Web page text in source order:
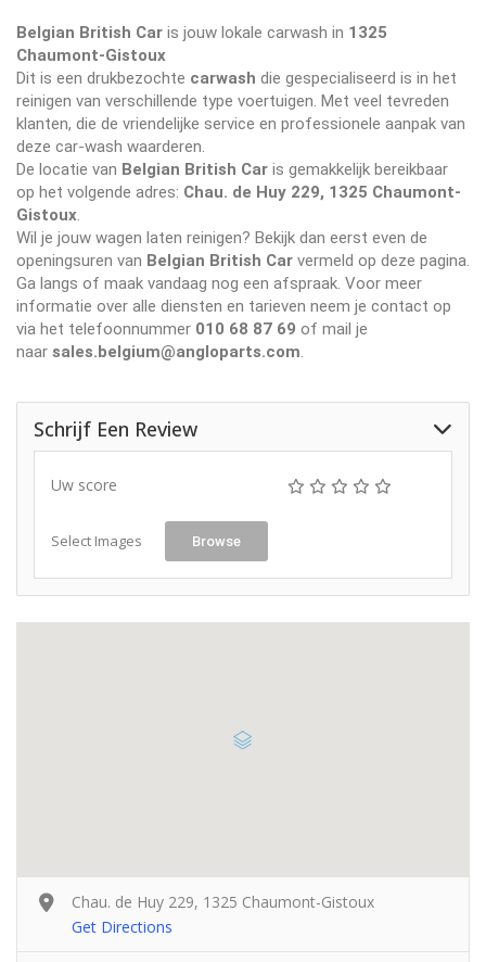
Belgian British Car is jouw lokale carwash in 1325
Chaumont-Gistoux
Dit is een drukbezochte carwash die gespecialiseerd is in het
reinigen van verschillende type voertuigen. Met veel tevreden
klanten, die de vriendelijke service en professionele aanpak van
deze car-wash waarderen.
De locatie van Belgian British Car is gemakkelijk bereikbaar
op het volgende adres: Chau. de Huy 229, 1325 Chaumont-
Gistoux
Wil je jouw wagen laten reinigen? Bekijk dan eerst even de
openingsuren van Belgian British Car vermeld op deze pagina.
Ga langs of maak vandaag nog een afspraak. Voor meer
informatie over alle diensten en tarieven neem je contact op
via het telefoonnummer 010 68 87 69 of mail je
naar sales.belgium@angloparts.com
Schrijf Een Review
Uw score
Select Images Browse
Chau. de Huy 229, 1325 Chaumont-Gistoux
Get Directions